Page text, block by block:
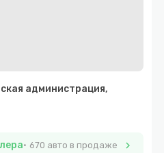
администрация,
670 авто в продаже chevron_right